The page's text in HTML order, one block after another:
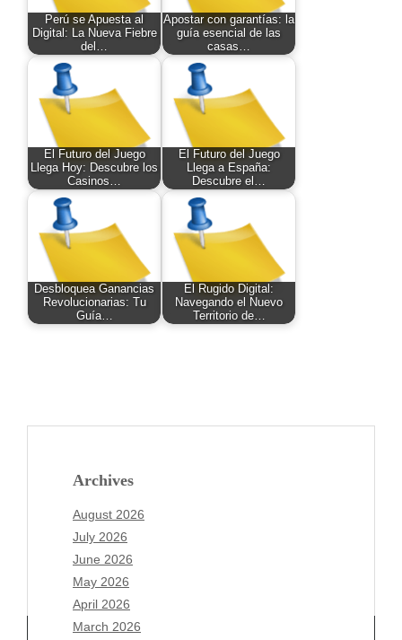
Perú se Apuesta al
Digital: La Nueva Fiebre
del…
Apostar con garantías: la
guía esencial de las
casas…
El Futuro del Juego
Llega Hoy: Descubre los
Casinos…
El Futuro del Juego
Llega a España:
Descubre el…
Desbloquea Ganancias
Revolucionarias: Tu
Guía…
El Rugido Digital:
Navegando el Nuevo
Territorio de…
Archives
August 2026
July 2026
June 2026
May 2026
April 2026
March 2026